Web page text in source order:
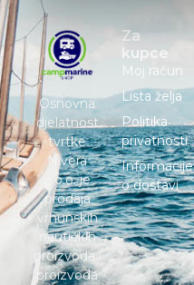
Osnovna
djelatnost
tvrtke
Nivera
d.o.o. je
prodaja
vrhunskih
nautičkih
proizvoda i
proizvoda
Za
kupce
Moj račun
Lista želja
Politika
privatnosti
Informacije
o dostavi